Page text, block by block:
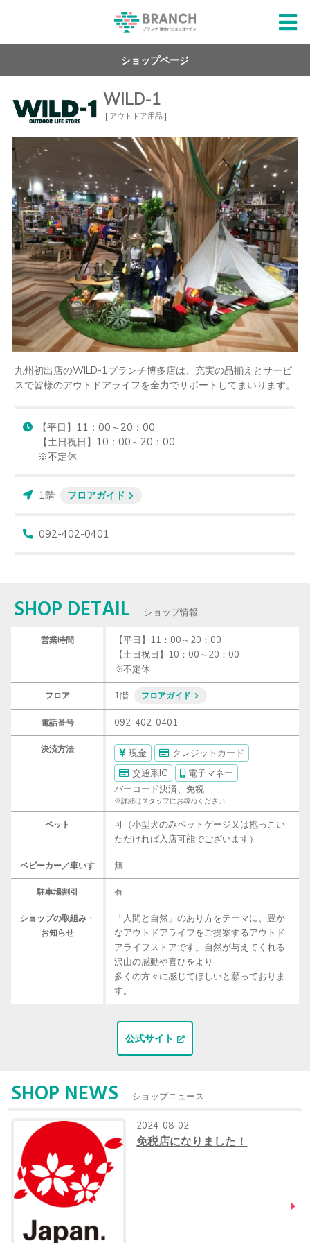
ショップページ
WILD-1
[ アウトドア用品 ]
九州初出店のWILD-1ブランチ博多店は、充実の品揃えとサービ
スで皆様のアウトドアライフを全力でサポートしてまいります。
【平日】11：00～20：00
【土日祝日】10：00～20：00
※不定休
1階 フロアガイド
092-402-0401
SHOP DETAIL ショップ情報
営業時間
【平日】11：00～20：00
【土日祝日】10：00～20：00
※不定休
フロア 1階 フロアガイド
電話番号 092-402-0401
決済方法 現金
クレジットカード
交通系IC
電子マネー
バーコード決済、免税
※詳細はスタッフにお尋ねください
ペット
可（小型犬のみペットゲージ又は抱っこい
ただければ入店可能でございます）
ベビーカー／車いす 無
駐車場割引 有
ショップの取組み・
お知らせ
「人間と自然」のあり方をテーマに、豊か
なアウトドアライフをご提案するアウトド
アライフストアです。自然が与えてくれる
沢山の感動や喜びをより
多くの方々に感じてほしいと願っておりま
公式サイト
SHOP NEWS ショップニュース
2024-08-02
免税店になりました！